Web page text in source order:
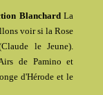
BlanchardLa
voir si la Rose
le Jeune).
de Pamino et
d'Hérode et le